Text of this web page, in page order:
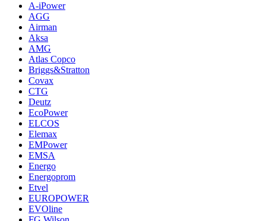
A-iPower
AGG
Airman
Aksa
AMG
Atlas Copco
Briggs&Stratton
Covax
CTG
Deutz
EcoPower
ELCOS
Elemax
EMPower
EMSA
Energo
Energoprom
Etvel
EUROPOWER
EVOline